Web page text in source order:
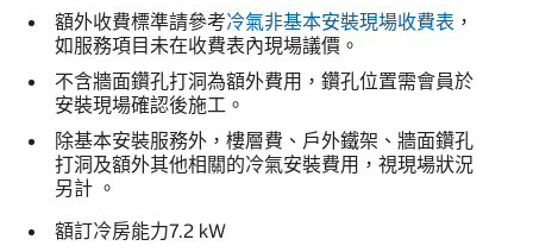
額外收費標準請參考冷氣非基本安裝現場收費表 ，
如服務項目未在收費表內現場議價。
不含牆面鑽孔打洞為額外費用，鑽孔位置需會員於
安裝現場確認後施工。
除基本安裝服務外，樓層費、戶外鐵架、牆面鑽孔
打洞及額外其他相關的冷氣安裝費用，視現場狀況
另計 。
額訂冷房能力7.2 kW